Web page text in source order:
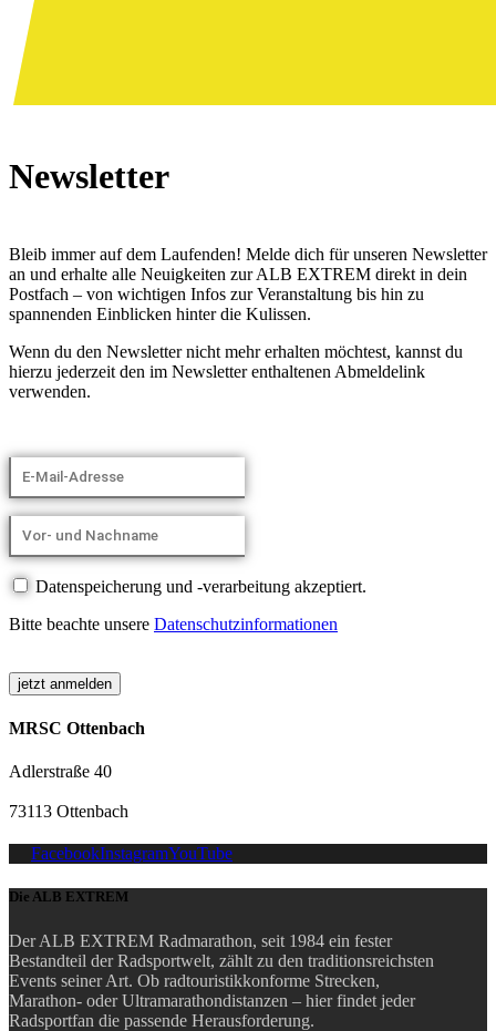
Newsletter
Bleib immer auf dem Laufenden! Melde dich für unseren Newsletter
an und erhalte alle Neuigkeiten zur ALB EXTREM direkt in dein
Postfach – von wichtigen Infos zur Veranstaltung bis hin zu
spannenden Einblicken hinter die Kulissen.
Wenn du den Newsletter nicht mehr erhalten möchtest, kannst du
hierzu jederzeit den im Newsletter enthaltenen Abmeldelink
verwenden.
Datenspeicherung und -verarbeitung akzeptiert.
Bitte beachte unsere Datenschutzinformationen
MRSC Ottenbach
Adlerstraße 40
73113 Ottenbach
FacebookInstagramYouTube
Die ALB EXTREM
Der ALB EXTREM Radmarathon, seit 1984 ein fester
Bestandteil der Radsportwelt, zählt zu den traditionsreichsten
Events seiner Art. Ob radtouristikkonforme Strecken,
Marathon- oder Ultramarathondistanzen – hier findet jeder
Radsportfan die passende Herausforderung.